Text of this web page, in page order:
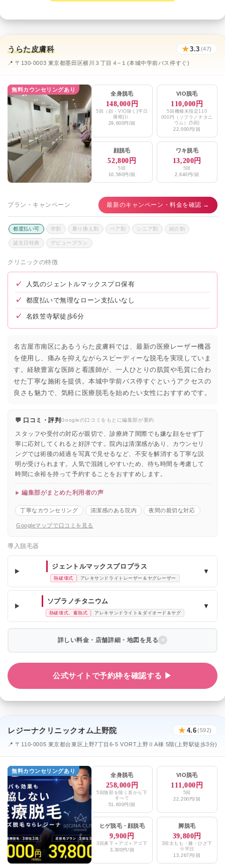
うらた皮膚科 ★3.3 (47)
📍 〒130-0003 東京都墨田区横川３丁目４−１(本城中学前バス停すぐ)
無料カウンセリングあり
全身脱毛
148,000円
5回（顔・VIO除く[平日
価格])）
29,600円/回
VIO脱毛
110,000円
5回機種未指定110
000円（ソプラノチタニ
ウム）(5回)
22,000円/回
顔脱毛
52,800円
5回
10,560円/回
ワキ脱毛
13,200円
5回
2,640円/回
プラン・キャンペーン 最新のキャンペーン・料金を確認 →
都度払い可 学割 乗り換え割 ペア割 シニア割 紹介割
誕生日特典 デビュープラン
クリニックの特徴
✓ 人気のジェントルマックスプロ保有
✓ 都度払いで無理なローン支払いなし
✓ 名鉄笠寺駅徒歩6分
名古屋市南区にあるうらた皮膚科では、最新の医療レーザー機器
を使用し、痛みを抑えながらスピーディーな脱毛を実現していま
す。経験豊富な医師と看護師が、一人ひとりの肌質や毛質に合わ
せた丁寧な施術を提供。本城中学前バス停すぐというアクセスの
良さも魅力で、気軽に医療脱毛を始めたい女性におすすめです。
💬 口コミ・評判Googleの口コミをもとに編集部が要約
スタッフや受付の対応が親切で、診療終了間際でも嫌な顔をせず丁
寧に応対してくれると好評です。院内は清潔感があり、カウンセリ
ングでは術後の経過を写真で見せるなど、不安を解消する丁寧な説
明が受けられます。人気で混雑しやすいため、待ち時間を考慮して
時間に余裕を持って予約することをおすすめします。
編集部がまとめた利用者の声
丁寧なカウンセリング 清潔感のある院内 夜間の親切な対応
Googleマップで口コミを見る
導入脱毛器
ジェントルマックスプロプラス
熱破壊式 アレキサンドライトレーザー＆ヤグレーザー
▼
ソプラノチタニウム
熱破壊式、蓄熱式 アレキサンドライト＆ダイオード＆ヤグ
▼
詳しい料金・店舗詳細・地図を見る
公式サイトで予約枠を確認する ▶
レジーナクリニックオム上野院 ★ 4.6(592)
📍 〒110-0005 東京都台東区上野7丁目6-5 VORT上野ⅡA棟 5階(上野駅徒歩3分)
無料カウンセリングあり
全身脱毛
258,000円
5回陰部を除く首から下
すべて
51,600円/回
VIO脱毛
111,000円
5回
22,200円/回
ヒゲ脱毛・ 顔脱毛
9,900円
3回鼻下＋アゴ＋アゴ下
3,300円/回
脚脱毛
39,800円
3回太もも・膝・ひざ下
※平日
13,267円/回